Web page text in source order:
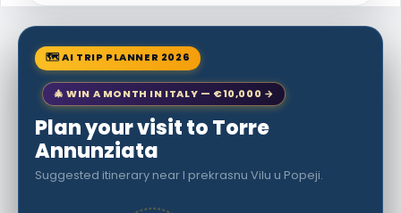
🗺 AI TRIP PLANNER 2026
🎄 WIN A MONTH IN ITALY — €10,000 →
Plan your visit to Torre
Annunziata
Suggested itinerary near I prekrasnu Vilu u Popeji.